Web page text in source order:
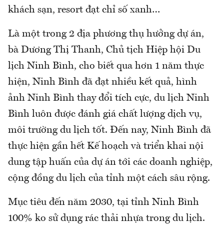
khách sạn, resort đạt chỉ số xanh…
Là một trong 2 địa phương thụ hưởng dự án,
bà Dương Thị Thanh, Chủ tịch Hiệp hội Du
lịch Ninh Bình, cho biết qua hơn 1 năm thực
hiện, Ninh Bình đã đạt nhiều kết quả, hình
ảnh Ninh Bình thay đổi tích cực, du lịch Ninh
Bình luôn được đánh giá chất lượng dịch vụ,
môi trường du lịch tốt. Đến nay, Ninh Bình đã
thực hiện gần hết Kế hoạch và triển khai nội
dung tập huấn của dự án tới các doanh nghiệp,
cộng đồng du lịch của tỉnh một cách sâu rộng.
Mục tiêu đến năm 2030, tại tỉnh Ninh Bình
100% ko sử dụng rác thải nhựa trong du lịch.